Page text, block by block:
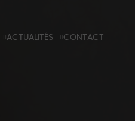
ACTUALITÉS CONTACT